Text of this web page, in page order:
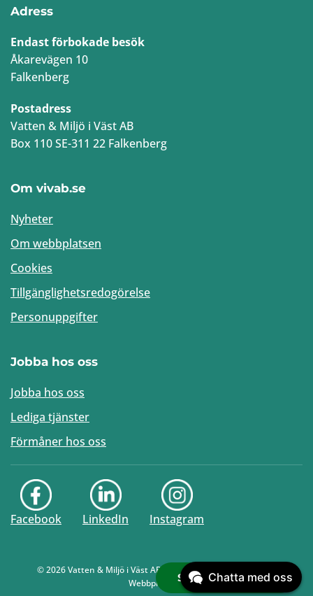
Saknar du något?
Adress
Endast förbokade besök
Åkarevägen 10
Falkenberg
Postadress
Vatten & Miljö i Väst AB
Box 110 SE-311 22 Falkenberg
Om vivab.se
Nyheter
Om webbplatsen
Cookies
Tillgänglighetsredogörelse
Personuppgifter
Jobba hos oss
Jobba hos oss
Lediga tjänster
Förmåner hos oss
Facebook LinkedIn Instagram
©2026Vatten & Miljö i Väst AB. All rights reserved. Webb av
Webbproffs.se
Chatta med oss